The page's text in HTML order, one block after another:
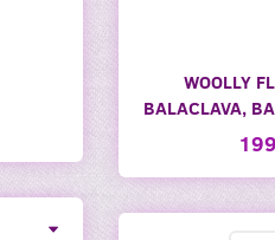
Skifte
WOOLLY
BALACLAVA,